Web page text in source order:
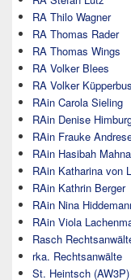
RA Thilo Wagner
RA Thomas Rader
RA Thomas Wings
RA Volker Blees
RA Volker
RAin Carola Sieling
RAin Denise
RAin Frauke
RAin Hasibah
RAin Katharina von
RAin Kathrin Berger
RAin Nina
RAin Viola
Rasch
rka. Rechtsanwälte
St. Heintsch (AW3P)